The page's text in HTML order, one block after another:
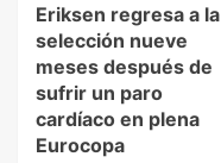
Eriksen regresa a la
selección nueve
meses después de
sufrir un paro
cardíaco en plena
Eurocopa